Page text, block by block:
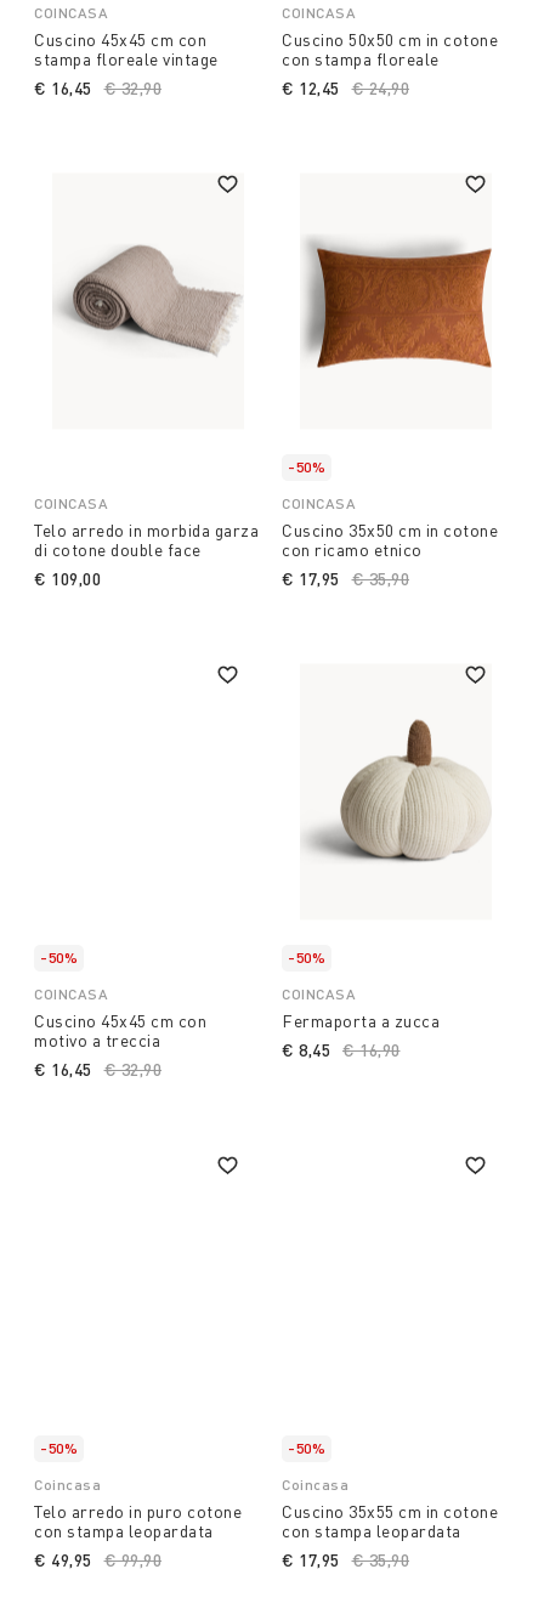
COINCASA
Cuscino 45x45 cm con
stampa floreale vintage
Price reduced from
€ 32,90
€ 16,45
COINCASA
Cuscino 50x50 cm in cotone
con stampa floreale
Price reduced from
€ 24,90
€ 12,45
COINCASA
Telo arredo in morbida garza
di cotone double face
€ 109,00
-50%
COINCASA
Cuscino 35x50 cm in cotone
con ricamo etnico
Price reduced from
€ 35,90
€ 17,95
-50%
COINCASA
Cuscino 45x45 cm con
motivo a treccia
Price reduced from
€ 32,90
€ 16,45
-50%
COINCASA
Fermaporta a zucca
Price reduced from
€ 16,90to
€ 8,45
-50%
Coincasa
Telo arredo in puro cotone
con stampa leopardata
Price reduced from
€ 99,90
€ 49,95
-50%
Coincasa
Cuscino 35x55 cm in cotone
con stampa leopardata
Price reduced from
€ 35,90
€ 17,95